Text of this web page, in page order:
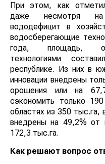
При этом, как
даже несмотря на
вододефицит в
водосберегающие
года, площадь,
технологиями
республике. Из них в
инновации внедрены
орошения или на
сэкономить только
областях из 350 тыс.га,
внедрены на 49,2% от
172,3 тыс.га.
Как решают вопрос